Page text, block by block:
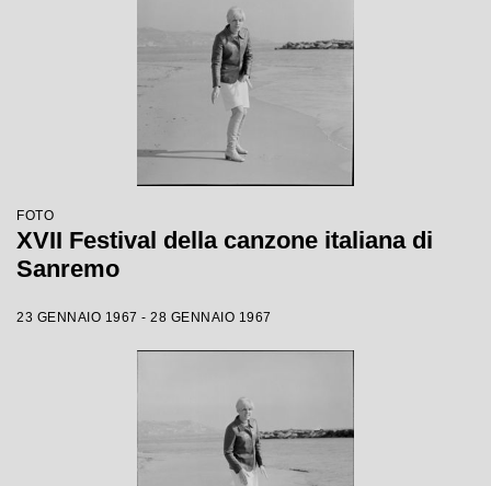
FOTO
XVII Festival della canzone italiana di
Sanremo
23 GENNAIO 1967 - 28 GENNAIO 1967